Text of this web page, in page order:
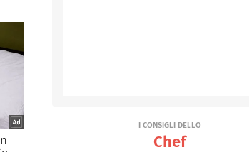
I CONSIGLI DELLO
Chef